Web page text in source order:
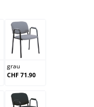
grau
grau
CHF 71.90